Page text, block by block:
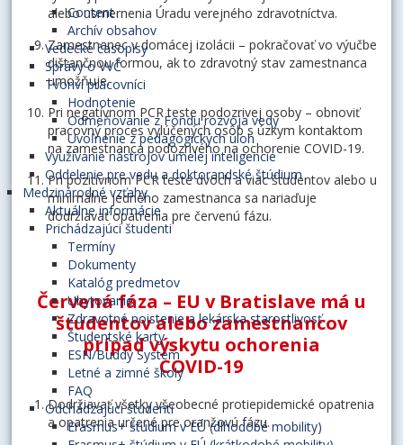
Content
Archív obsahov
Vedecké časopisy
Správy o VVČ
Tvoriví pracovníci
Hodnotenie
Odmeňovanie z Fondu rozvoja vedy
Uvoľnenie z pedagogických úloh
Využívanie nástrojov umelej inteligencie
Oddelenie pre vedu a doktorandské štúdium
Medzinárodné vzťahy
Aktuálne informácie
Prichádzajúci študenti
Termíny
Dokumenty
Katalóg predmetov
Ubytovanie
Zdravotné poistenie a lekárska starostlivosť
Študentské karty
ESN/Buddy System
Letné a zimné školy
FAQ
Odchádzajúci študenti
Erasmus+ štúdium v EÚ (dlhodobé mobility)
alebo usmernenia Úradu verejného zdravotníctva.
Zamestnanec v domácej izolácii – pokračovať vo výučbe
dištančnou formou, ak to zdravotný stav zamestnanca
umožňuje.
Pri negatívnom PCR teste podozrivej osoby – obnoviť
pracovný proces vylúčených osôb s úzkym kontaktom
na zamestnanca podozrivého na ochorenie COVID-19.
Pri pozitívnom PCR teste dvoch a viac študentov alebo u
minimálne jedného zamestnanca sa nariaďuje
dodržiavať opatrenia pre červenú fázu.
Červená fáza – EU v Bratislave má u
študentov alebo zamestnancov
prípad výskytu ochorenia
COVID-19
Dodržiavať všetky všeobecné protiepidemické opatrenia
a opatrenia určené pre oranžovú fázu.